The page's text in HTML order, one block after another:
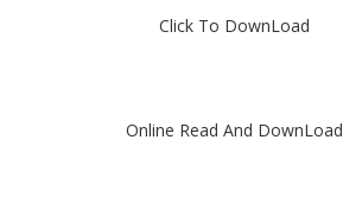
Click To DownLoad
Online Read And DownLoad